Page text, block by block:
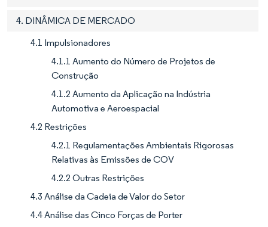
4. DINÂMICA DE MERCADO
4.1 Impulsionadores
4.1.1 Aumento do Número de Projetos de
Construção
4.1.2 Aumento da Aplicação na Indústria
Automotiva e Aeroespacial
4.2 Restrições
4.2.1 Regulamentações Ambientais Rigorosas
Relativas às Emissões de COV
4.2.2 Outras Restrições
4.3 Análise da Cadeia de Valor do Setor
4.4 Análise das Cinco Forças de Porter